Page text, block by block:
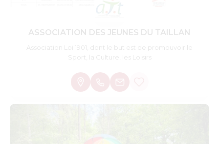
ASSOCIATION DES JEUNES DU TAILLAN
Association Loi 1901, dont le but est de promouvoir le
Sport, la Culture, les Loisirs